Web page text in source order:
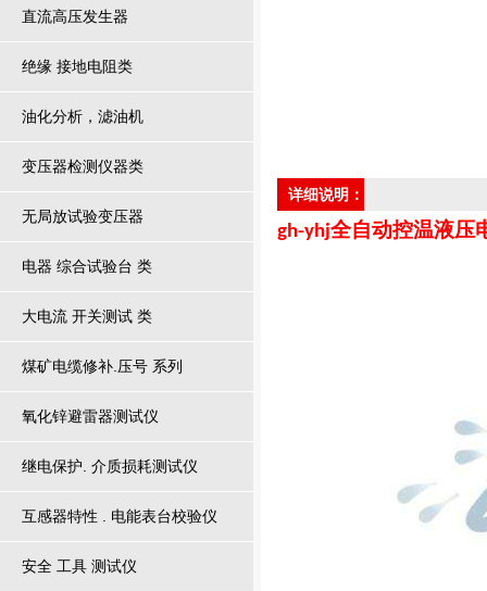
直流高压发生器
绝缘 接地电阻类
油化分析，滤油机
变压器检测仪器类
无局放试验变压器
电器 综合试验台 类
大电流 开关测试 类
煤矿电缆修补.压号 系列
氧化锌避雷器测试仪
继电保护. 介质损耗测试仪
互感器特性 . 电能表台校验仪
安全 工具 测试仪
详细说明：
gh-yhj全自动控温液压